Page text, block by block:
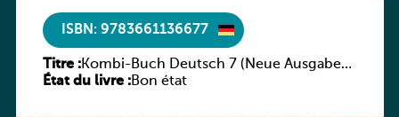
ISBN: 9783661136677
Titre :Kombi-Buch Deutsch 7 (Neue Ausgabe
Luxemburg)
État du livre :Bon état